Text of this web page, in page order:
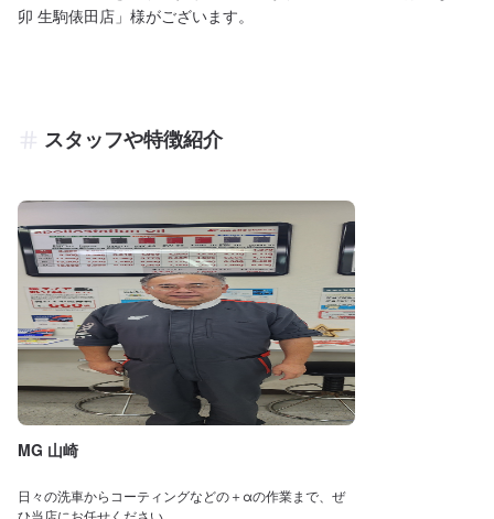
卯 生駒俵田店」様がございます。
スタッフや特徴紹介
MG 山崎
日々の洗車からコーティングなどの＋αの作業まで、ぜ
ひ当店にお任せください。